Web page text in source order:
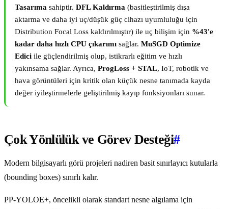
Tasarıma sahiptir. DFL Kaldırma (basitleştirilmiş dışa
aktarma ve daha iyi uç/düşük güç cihazı uyumluluğu için
Distribution Focal Loss kaldırılmıştır) ile uç bilişim için %43'e
kadar daha hızlı CPU çıkarımı sağlar. MuSGD Optimize
Edici ile güçlendirilmiş olup, istikrarlı eğitim ve hızlı
yakınsama sağlar. Ayrıca, ProgLoss + STAL, IoT, robotik ve
hava görüntüleri için kritik olan küçük nesne tanımada kayda
değer iyileştirmelerle geliştirilmiş kayıp fonksiyonları sunar.
Çok Yönlülük ve Görev Desteği#
Modern bilgisayarlı görü projeleri nadiren basit sınırlayıcı kutularla
(bounding boxes) sınırlı kalır.
PP-YOLOE+, öncelikli olarak standart nesne algılama için